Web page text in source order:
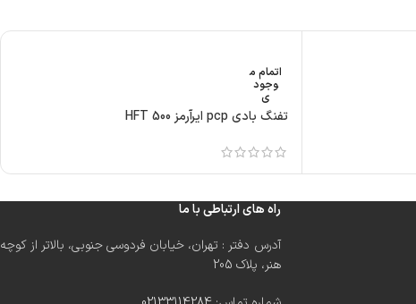
اتمام م
وجود
ی
تفنگ بادی pcp ایرآرمز HFT 500
راه های ارتباطی با ما
آدرس دفتر : تهران، خیابان فردوسی جنوبی، بالاتر از کوچه
هنر، پلاک 205